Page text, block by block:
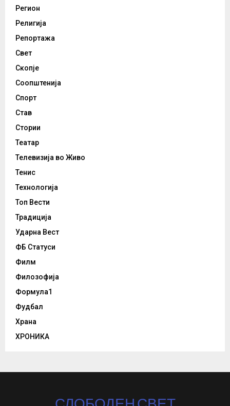
Регион
Религија
Репортажа
Свет
Скопје
Соопштенија
Спорт
Став
Стории
Театар
Телевизија во Живо
Тенис
Технологија
Топ Вести
Традиција
Ударна Вест
ФБ Статуси
Филм
Филозофија
Формула1
Фудбал
Храна
ХРОНИКА